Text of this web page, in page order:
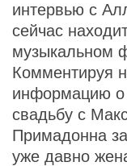
интервью с
сейчас
музыкальном
Комментируя
информацию о
свадьбу с
Примадонна
уже давно